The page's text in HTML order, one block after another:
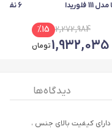
فلوریدا
2,272,984
%15
1,932,035تومان
6 نفره باماها مدل فلوریدا کد 111
دیدگاه ها
کیفیت بالای جنس ،